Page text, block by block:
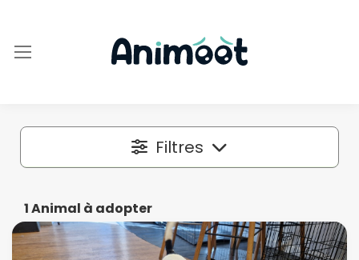
1Animal à adopter
Filtres
Localisation